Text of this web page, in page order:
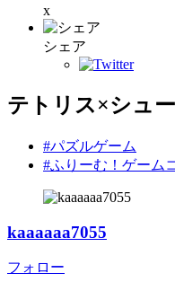
x
シェア
テトリス×シュ
#パズルゲーム
#ふりーむ！ゲーム
kaaaaaa7055
フォロー